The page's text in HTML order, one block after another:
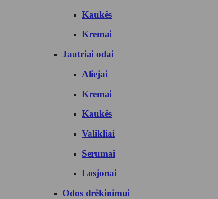
Kaukės
Kremai
Jautriai odai
Aliejai
Kremai
Kaukės
Valikliai
Serumai
Losjonai
Odos drėkinimui